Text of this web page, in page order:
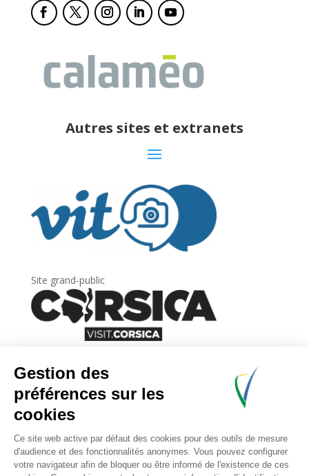
Autres sites et extranets
Site grand-public
Newsletter
Inscrivez-vous àla lettre d’information
l’Agence du tourisme de la Corse.